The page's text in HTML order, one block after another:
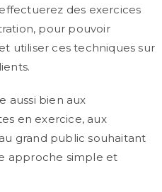
des exercices
pour pouvoir
utiliser ces techniques sur
aussi bien aux
en exercice, aux
grand public souhaitant
approche simple et